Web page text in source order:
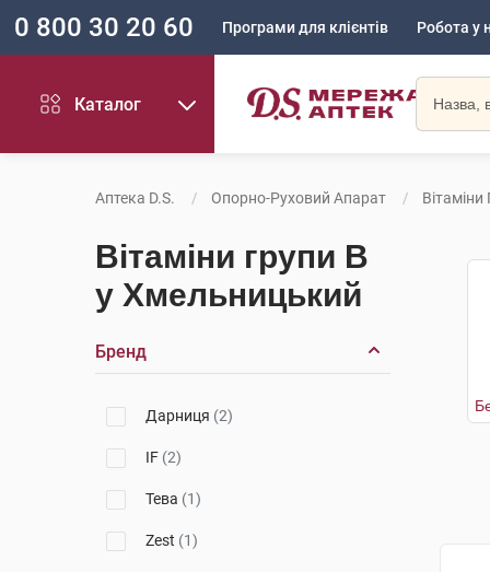
0 800 30 20 60 Програми для клієнтів Робота у
Каталог
Аптека D.S. Опорно-Руховий Апарат Вітаміни
Вітаміни групи В
у Хмельницький
Бренд
Дарниця (2)
IF (2)
Тева (1)
Zest (1)